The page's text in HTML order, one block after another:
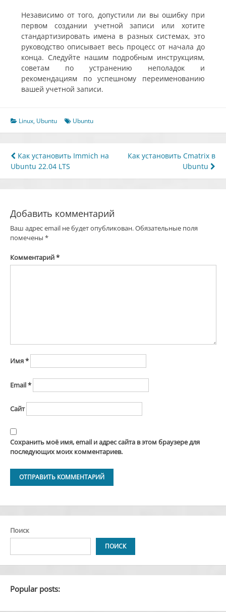
Независимо от того, допустили ли вы ошибку при
первом создании учетной записи или хотите
стандартизировать имена в разных системах, это
руководство описывает весь процесс от начала до
конца. Следуйте нашим подробным инструкциям,
советам по устранению неполадок и
рекомендациям по успешному переименованию
вашей учетной записи.
Linux, Ubuntu Ubuntu
Навигация
по
Как установить Immich на
Ubuntu 22.04 LTS
Как установить Cmatrix в
Ubuntu
Добавить комментарий
Ваш адрес email не будет опубликован.Обязательные поля
помечены *
Комментарий*
Имя*
Email*
Сайт
Сохранить моё имя, email и адрес сайта в этом браузере для
последующих моих комментариев.
Поиск
ПОИСК
Popular posts: